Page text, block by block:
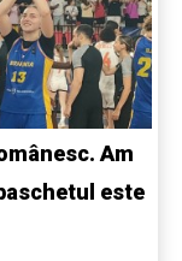
Am
este